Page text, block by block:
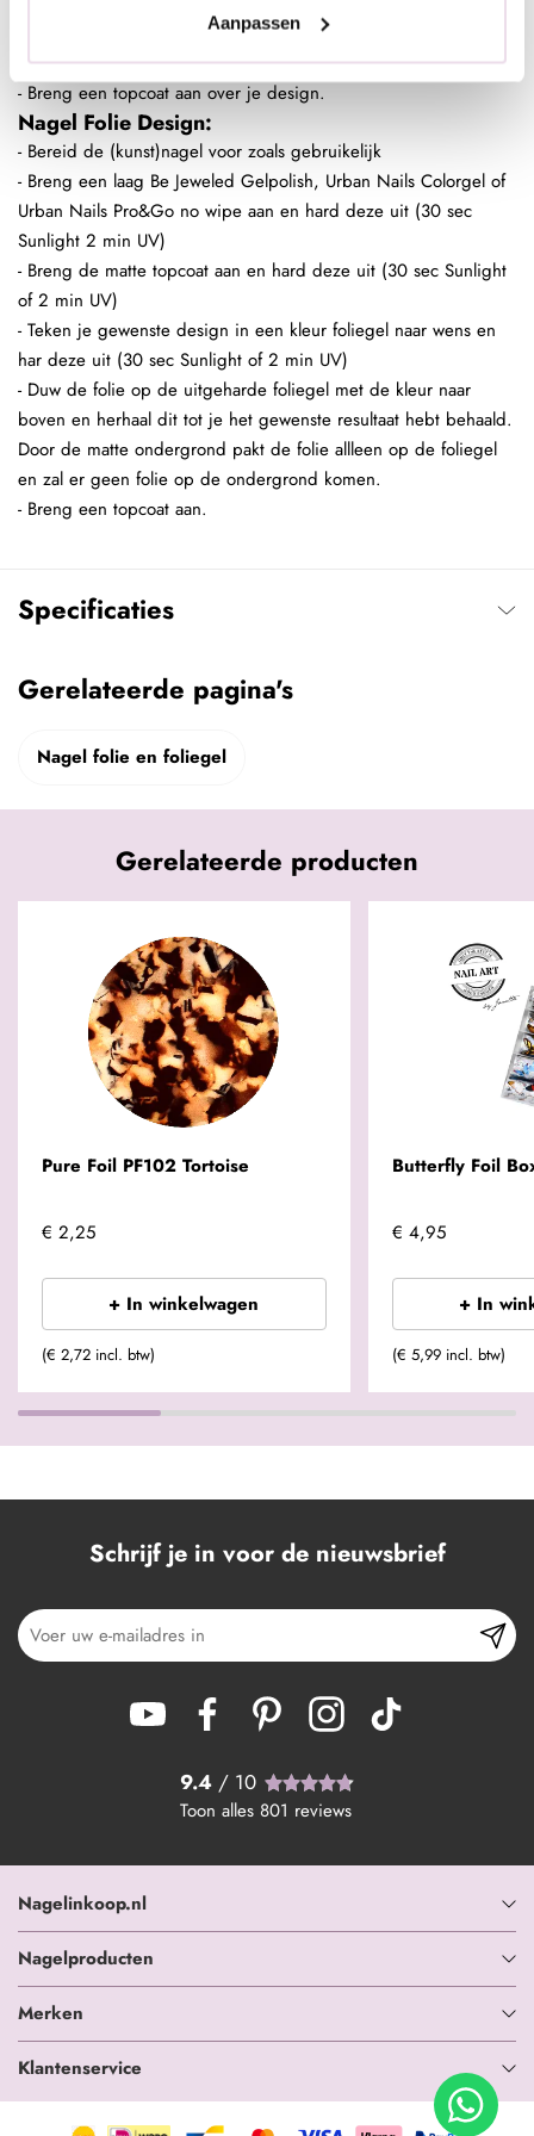
Aanpassen
nagel mooi bedekt zijn. Ded gekleurde ondergrond is dan ook
geen must maar wel handig.
- Breng een topcoat aan over je design.
Nagel Folie Design:
- Bereid de (kunst)nagel voor zoals gebruikelijk
- Breng een laag Be Jeweled Gelpolish, Urban Nails Colorgel of
Urban Nails Pro&Go no wipe aan en hard deze uit (30 sec
Sunlight 2 min UV)
- Breng de matte topcoat aan en hard deze uit (30 sec Sunlight
of 2 min UV)
- Teken je gewenste design in een kleur foliegel naar wens en
har deze uit (30 sec Sunlight of 2 min UV)
- Duw de folie op de uitgeharde foliegel met de kleur naar
boven en herhaal dit tot je het gewenste resultaat hebt behaald.
Door de matte ondergrond pakt de folie allleen op de foliegel
en zal er geen folie op de ondergrond komen.
- Breng een topcoat aan.
Specificaties
Gerelateerde pagina's
Nagel folie en foliegel
Gerelateerde producten
Pure Foil PF102 Tortoise
€ 2,25
+ In winkelwagen
(€ 2,72 incl. btw)
Butterfly Foil
€ 4,95
+ In
(€ 5,99 incl. btw)
Schrijf je in voor de nieuwsbrief
9.4 / 10
Toon alles 801 reviews
Nagelinkoop.nl
Nagelproducten
Merken
Klantenservice